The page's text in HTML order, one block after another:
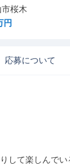
桜木
円
応募について
して楽しんでい